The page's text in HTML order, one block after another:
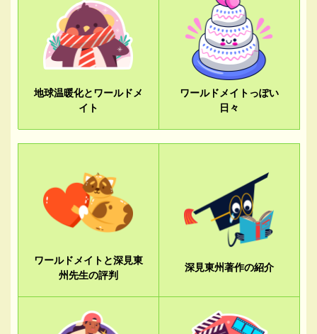
地球温暖化とワールドメ
イト
ワールドメイトっぽい
日々
ワールドメイトと深見東
州先生の評判
深見東州著作の紹介